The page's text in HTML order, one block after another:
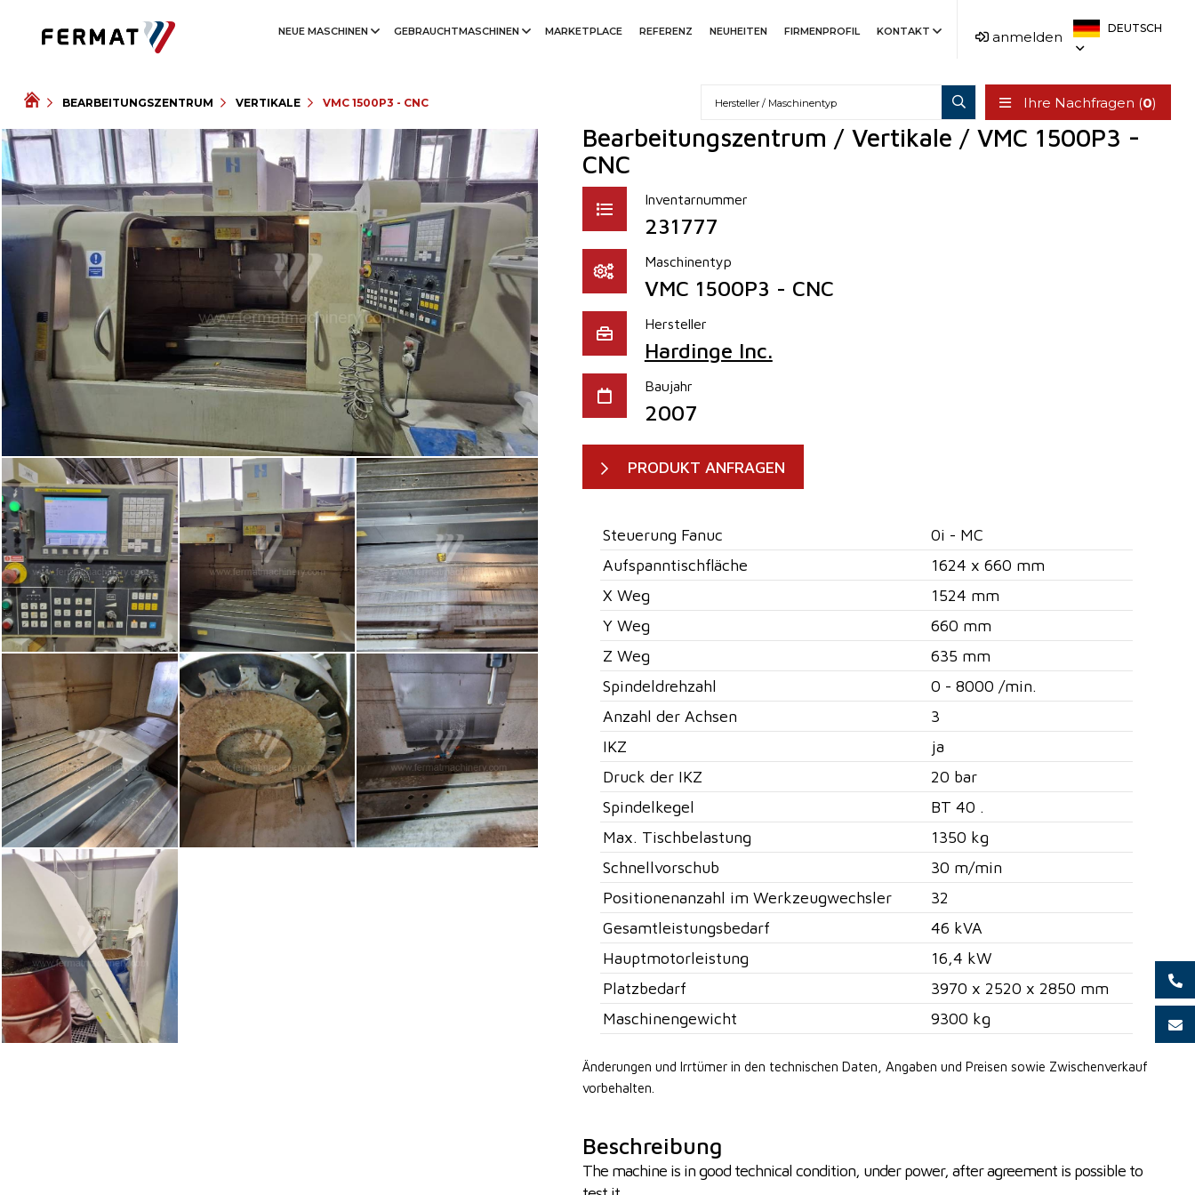
NEUE MASCHINEN GEBRAUCHTMASCHINEN MARKETPLACE REFERENZ NEUHEITEN FIRMENPROFIL KONTAKT anmelden
DEUTSCH
BEARBEITUNGSZENTRUM VERTIKALE VMC 1500P3 - CNC Ihre Nachfragen (0)
Bearbeitungszentrum / Vertikale / VMC 1500P3 -
CNC
Inventarnummer
231777
Maschinentyp
VMC 1500P3 - CNC
Hersteller
Hardinge Inc.
Baujahr
2007
PRODUKT ANFRAGEN
Steuerung Fanuc
0i - MC
Aufspanntischfläche
1624 x 660 mm
X Weg
1524 mm
Y Weg
660 mm
Z Weg
635 mm
Spindeldrehzahl
0 - 8000 /min.
Anzahl der Achsen
3
IKZ
ja
Druck der IKZ
20 bar
Spindelkegel
BT 40 .
Max. Tischbelastung
1350 kg
Schnellvorschub
30 m/min
Positionenanzahl im Werkzeugwechsler
32
Gesamtleistungsbedarf
46 kVA
Hauptmotorleistung
16,4 kW
Platzbedarf
3970 x 2520 x 2850 mm
Maschinengewicht
9300 kg
Änderungen und Irrtümer in den technischen Daten, Angaben und Preisen sowie Zwischenverkauf
vorbehalten.
Beschreibung
The machine is in good technical condition, under power, after agreement is possible to